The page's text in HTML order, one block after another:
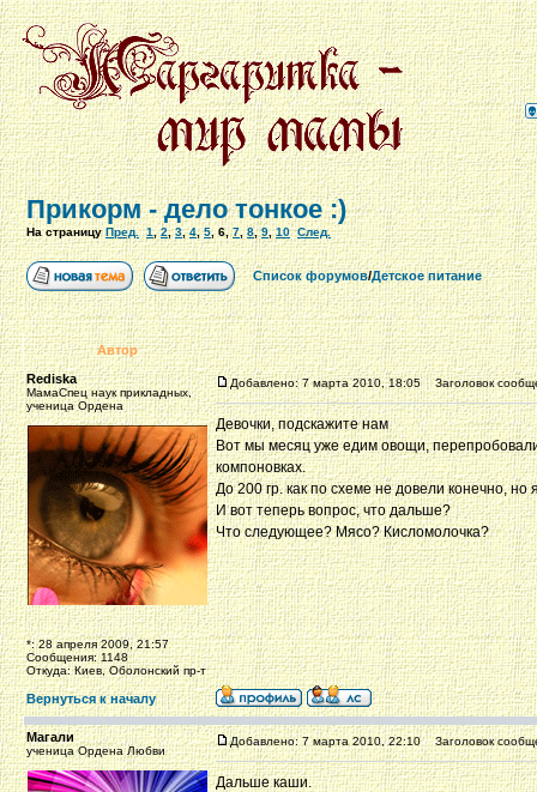
Прикорм - дело тонкое :)
На страницуПред. 1,2,3,4,5,6,7,8,9,10 След.
Список форумов/Детское питание
Автор
Rediska
МамаСпец наук прикладных,
ученица Ордена
*: 28 апреля 2009, 21:57
Сообщения: 1148
Откуда: Киев, Оболонский пр-т
Добавлено: 7 марта 2010, 18:05 Заголовок
Девочки, подскажите нам
Вот мы месяц уже едим овощи, перепробовали
компоновках.
До 200 гр. как по схеме не довели конечно,
И вот теперь вопрос, что дальше?
Что следующее? Мясо? Кисломолочка?
Вернуться к началу
Магали
ученица Ордена Любви
Добавлено: 7 марта 2010, 22:10 Заголовок
Дальше каши.